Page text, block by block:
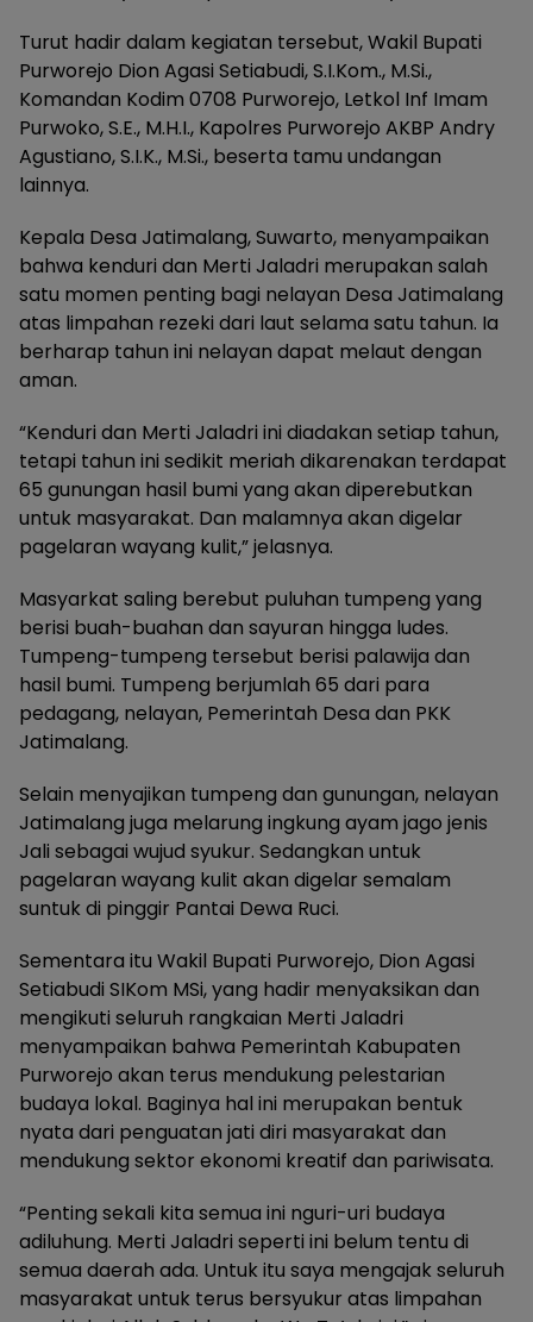
Turut hadir dalam kegiatan tersebut, Wakil Bupati
Purworejo Dion Agasi Setiabudi, S.I.Kom., M.Si.,
Komandan Kodim 0708 Purworejo, Letkol Inf Imam
Purwoko, S.E., M.H.I., Kapolres Purworejo AKBP Andry
Agustiano, S.I.K., M.Si., beserta tamu undangan
lainnya.
Kepala Desa Jatimalang, Suwarto, menyampaikan
bahwa kenduri dan Merti Jaladri merupakan salah
satu momen penting bagi nelayan Desa Jatimalang
atas limpahan rezeki dari laut selama satu tahun. Ia
berharap tahun ini nelayan dapat melaut dengan
aman.
“Kenduri dan Merti Jaladri ini diadakan setiap tahun,
tetapi tahun ini sedikit meriah dikarenakan terdapat
65 gunungan hasil bumi yang akan diperebutkan
untuk masyarakat. Dan malamnya akan digelar
pagelaran wayang kulit,” jelasnya.
Masyarkat saling berebut puluhan tumpeng yang
berisi buah-buahan dan sayuran hingga ludes.
Tumpeng-tumpeng tersebut berisi palawija dan
hasil bumi. Tumpeng berjumlah 65 dari para
pedagang, nelayan, Pemerintah Desa dan PKK
Jatimalang.
Selain menyajikan tumpeng dan gunungan, nelayan
Jatimalang juga melarung ingkung ayam jago jenis
Jali sebagai wujud syukur. Sedangkan untuk
pagelaran wayang kulit akan digelar semalam
suntuk di pinggir Pantai Dewa Ruci.
Sementara itu Wakil Bupati Purworejo, Dion Agasi
Setiabudi SIKom MSi, yang hadir menyaksikan dan
mengikuti seluruh rangkaian Merti Jaladri
menyampaikan bahwa Pemerintah Kabupaten
Purworejo akan terus mendukung pelestarian
budaya lokal. Baginya hal ini merupakan bentuk
nyata dari penguatan jati diri masyarakat dan
mendukung sektor ekonomi kreatif dan pariwisata.
“Penting sekali kita semua ini nguri-uri budaya
adiluhung. Merti Jaladri seperti ini belum tentu di
semua daerah ada. Untuk itu saya mengajak seluruh
masyarakat untuk terus bersyukur atas limpahan